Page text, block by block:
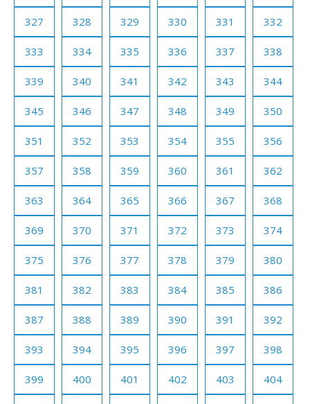
327 328 329 330 331 332
333 334 335 336 337 338
339 340 341 342 343 344
345 346 347 348 349 350
351 352 353 354 355 356
357 358 359 360 361 362
363 364 365 366 367 368
369 370 371 372 373 374
375 376 377 378 379 380
381 382 383 384 385 386
387 388 389 390 391 392
393 394 395 396 397 398
399 400 401 402 403 404